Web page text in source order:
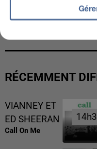
L’UN DES
RÉCEMMENT
VIANNEY ET
ED SHEERAN
Call On Me